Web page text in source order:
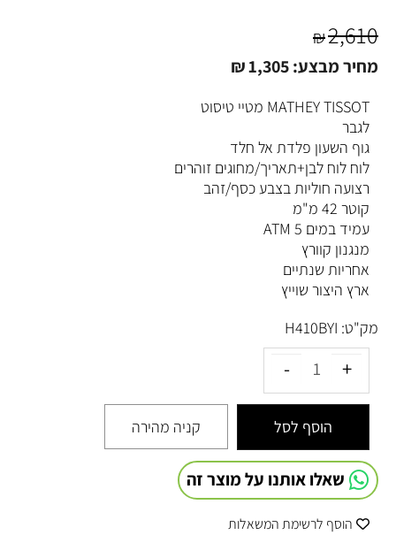
₪2,610
מחיר מבצע: ₪1,305
MATHEY TISSOT מטיי טיסוט
לגבר
גוף השעון פלדת אל חלד
לוח לוח לבן+תאריך/מחוגים זוהרים
רצועה חוליות בצבע כסף/זהב
קוטר 42 מ"מ
עמיד במים 5 ATM
מנגנון קוורץ
אחריות שנתיים
ארץ היצור שוייץ
מק"ט: H410BYI
הוסף לסל קניה מהירה
שאלו אותנו על מוצר זה
הוסף לרשימת המשאלות